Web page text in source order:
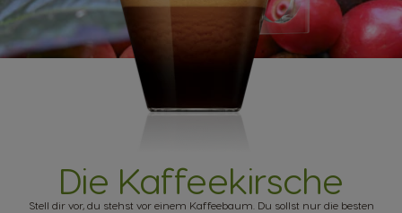
Die Kaffeekirsche
Stell dir vor, du stehst vor einem Kaffeebaum. Du sollst nur die besten